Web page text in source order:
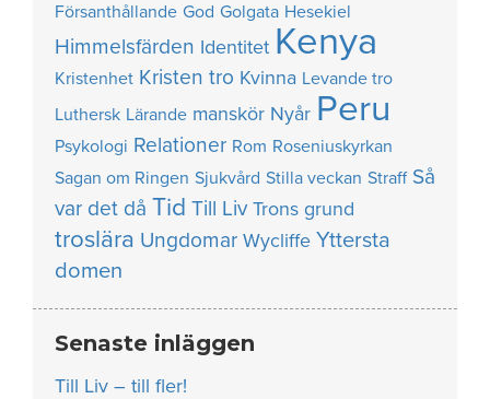
Försanthållande God Golgata Hesekiel
Himmelsfärden Identitet Kenya
Kristenhet Kristen tro Kvinna Levande tro
Luthersk Lärande manskör Nyår Peru
Psykologi Relationer Rom Roseniuskyrkan
Sagan om Ringen Sjukvård Stilla veckan Straff Så
var det då Tid Till Liv Trons grund
troslära Ungdomar Wycliffe Yttersta
domen
Senaste inläggen
Till Liv – till fler!